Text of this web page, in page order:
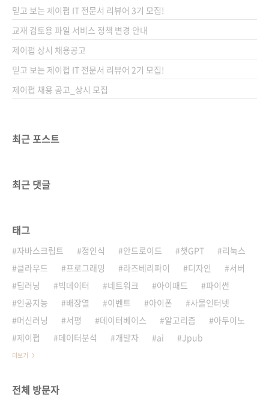
믿고 보는 제이펍 IT 전문서 리뷰어 3기 모집!
교재 검토용 파일 서비스 정책 변경 안내
제이펍 상시 채용공고
믿고 보는 제이펍 IT 전문서 리뷰어 2기 모집!
제이펍 채용 공고_상시 모집
최근 포스트
최근 댓글
태그
자바스크립트 정인식 안드로이드 챗GPT
리눅스
클라우드
프로그래밍 라즈베리파이 디자인
서버
딥러닝
빅데이터 네트워크 아이패드
파이썬
인공지능
배장열 이벤트 아이폰
사물인터넷
머신러닝
서평 데이터베이스 알고리즘
아두이노
제이펍
데이터분석 개발자 ai Jpub
더보기
전체 방문자